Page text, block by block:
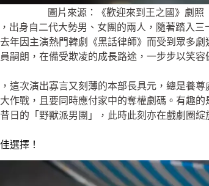
圖片來源：《歡迎來到王之國》劇照
出身自二代大勢男、女團的兩人，隨著踏入
年因主演熱門韓劇《黑話律師》而受到眾多
嗣朗，在備受欺凌的成長路途，一步步以笑容
這次演出寡言又刻薄的本部長具元，總是養
作戰，且要同時應付家中的奪權劇碼。有趣
日的「野獸派男團」，此時此刻亦在戲劇圈綻
選擇！